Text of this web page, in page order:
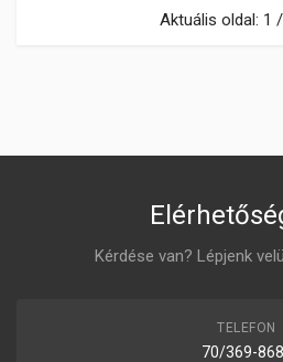
Aktuális oldal: 1
Kérdése van? Lépjenk
TELEFON
70/369-